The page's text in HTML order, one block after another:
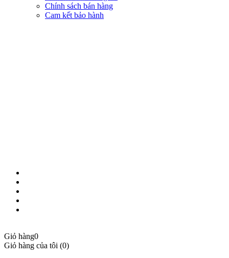
Chính sách bán hàng
Cam kết bảo hành
Giỏ hàng0
Giỏ hàng của tôi (0)